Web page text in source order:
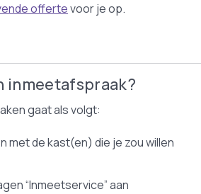
offertevoor je op.
inmeetafspraak?
gaat als volgt:
met de kast(en) die je zou willen
“Inmeetservice” aan